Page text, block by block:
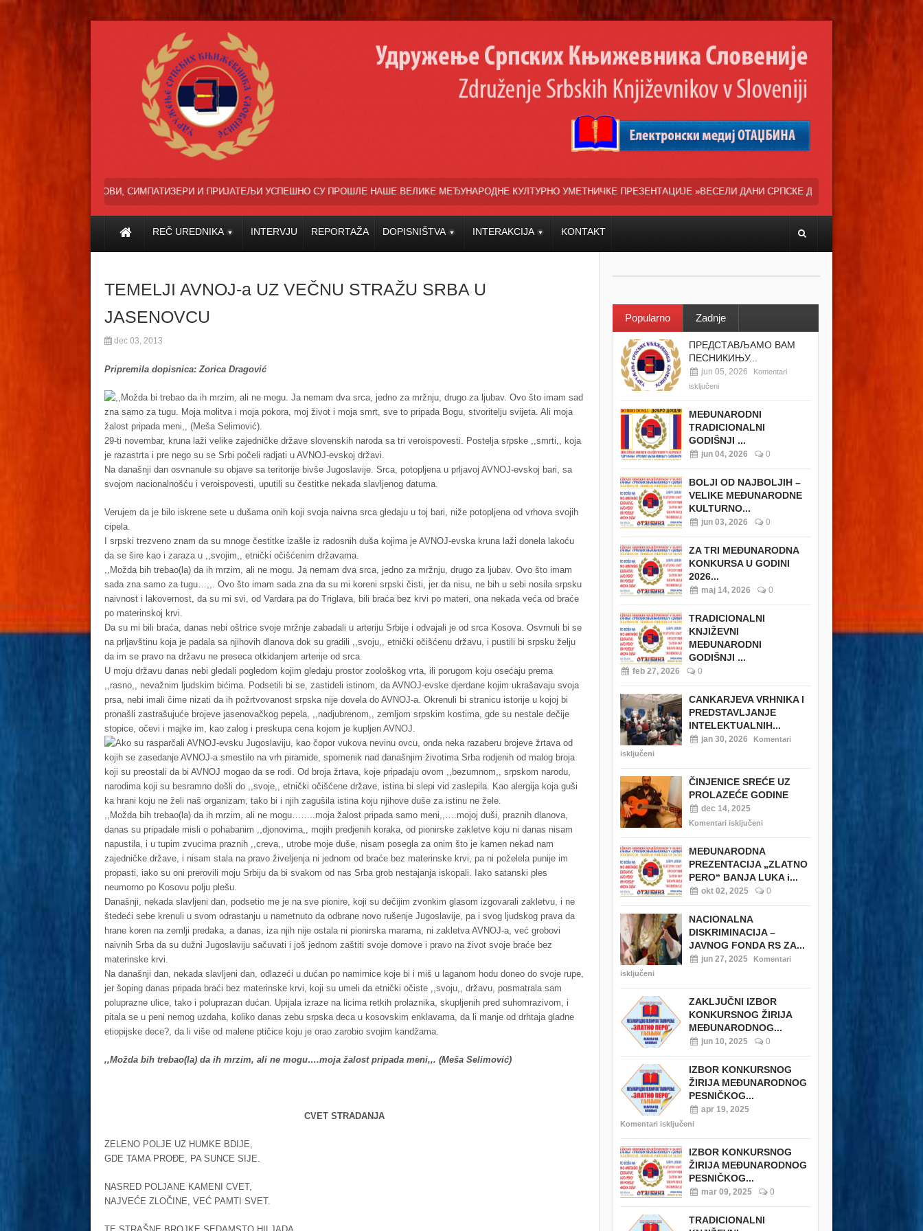
СИМПАТИЗЕРИ И ПРИЈАТЕЉИ УСПЕШНО СУ ПРОШЛЕ НАШЕ ВЕЛИКЕ МЕЂУНАРОДНЕ КУЛТУРНО УМЕТНИЧКЕ ПРЕЗЕНТАЦИЈЕ »ВЕСЕЛИ ДАНИ СРПСКЕ ДИЈАСПОРЕ« НАША ТРЕНУТНА ОСНОВНА ЗАЛАГАЊА СУ
REČ UREDNIKA INTERVJU REPORTAŽA DOPISNIŠTVA INTERAKCIJA KONTAKT
TEMELJI AVNOJ-a UZ VEČNU STRAŽU SRBA U
JASENOVCU
dec 03, 2013
Pripremila dopisnica: Zorica Dragović
,,Možda bi trebao da ih mrzim, ali ne mogu. Ja nemam dva srca, jedno za mržnju, drugo za ljubav. Ovo što imam sad
zna samo za tugu. Moja molitva i moja pokora, moj život i moja smrt, sve to pripada Bogu, stvoritelju svijeta. Ali moja
žalost pripada meni,, (Meša Selimović).
29-ti novembar, kruna laži velike zajedničke države slovenskih naroda sa tri veroispovesti. Postelja srpske ,,smrti,, koja
je razastrta i pre nego su se Srbi počeli radjati u AVNOJ-evskoj državi.
Na današnji dan osvnanule su objave sa teritorije bivše Jugoslavije. Srca, potopljena u prljavoj AVNOJ-evskoj bari, sa
svojom nacionalnošću i veroispovesti, uputili su čestitke nekada slavljenog datuma.
Verujem da je bilo iskrene sete u dušama onih koji svoja naivna srca gledaju u toj bari, niže potopljena od vrhova svojih
cipela.
I srpski trezveno znam da su mnoge čestitke izašle iz radosnih duša kojima je AVNOJ-evska kruna laži donela lakoću
da se šire kao i zaraza u ,,svojim,, etnički očišćenim državama.
,,Možda bih trebao(la) da ih mrzim, ali ne mogu. Ja nemam dva srca, jedno za mržnju, drugo za ljubav. Ovo što imam
sada zna samo za tugu…,,. Ovo što imam sada zna da su mi koreni srpski čisti, jer da nisu, ne bih u sebi nosila srpsku
naivnost i lakovernost, da su mi svi, od Vardara pa do Triglava, bili braća bez krvi po materi, ona nekada veća od braće
po materinskoj krvi.
Da su mi bili braća, danas nebi oštrice svoje mržnje zabadali u arteriju Srbije i odvajali je od srca Kosova. Osvrnuli bi se
na prljavštinu koja je padala sa njihovih dlanova dok su gradili ,,svoju,, etnički očišćenu državu, i pustili bi srpsku želju
da im se pravo na državu ne preseca otkidanjem arterije od srca.
U moju državu danas nebi gledali pogledom kojim gledaju prostor zoološkog vrta, ili porugom koju osećaju prema
,,rasno,, nevažnim ljudskim bićima. Podsetili bi se, zastideli istinom, da AVNOJ-evske djerdane kojim ukrašavaju svoja
prsa, nebi imali čime nizati da ih požrtvovanost srpska nije dovela do AVNOJ-a. Okrenuli bi stranicu istorije u kojoj bi
pronašli zastrašujuće brojeve jasenovačkog pepela, ,,nadjubrenom,, zemljom srpskim kostima, gde su nestale dečije
stopice, očevi i majke im, kao zalog i preskupa cena kojom je kupljen AVNOJ.
Ako su rasparčali AVNOJ-evsku Jugoslaviju, kao čopor vukova nevinu ovcu, onda neka razaberu brojeve žrtava od
kojih se zasedanje AVNOJ-a smestilo na vrh piramide, spomenik nad današnjim životima Srba rodjenih od malog broja
koji su preostali da bi AVNOJ mogao da se rodi. Od broja žrtava, koje pripadaju ovom ,,bezumnom,, srpskom narodu,
narodima koji su besramno došli do ,,svoje,, etnički očišćene države, istina bi slepi vid zaslepila. Kao alergija koja guši
ka hrani koju ne želi naš organizam, tako bi i njih zagušila istina koju njihove duše za istinu ne žele.
,,Možda bih trebao(la) da ih mrzim, ali ne mogu……..moja žalost pripada samo meni,,….mojoj duši, praznih dlanova,
danas su pripadale misli o pohabanim ,,djonovima,, mojih predjenih koraka, od pionirske zakletve koju ni danas nisam
napustila, i u tupim zvucima praznih ,,creva,, utrobe moje duše, nisam posegla za onim što je kamen nekad nam
zajedničke države, i nisam stala na pravo živeljenja ni jednom od braće bez materinske krvi, pa ni poželela punije im
propasti, iako su oni prerovili moju Srbiju da bi svakom od nas Srba grob nestajanja iskopali. Iako satanski ples
neumorno po Kosovu polju plešu.
Današnji, nekada slavljeni dan, podsetio me je na sve pionire, koji su dečijim zvonkim glasom izgovarali zakletvu, i ne
štedeći sebe krenuli u svom odrastanju u nametnuto da odbrane novo rušenje Jugoslavije, pa i svog ljudskog prava da
hrane koren na zemlji predaka, a danas, iza njih nije ostala ni pionirska marama, ni zakletva AVNOJ-a, već grobovi
naivnih Srba da su dužni Jugoslaviju sačuvati i još jednom zaštiti svoje domove i pravo na život svoje braće bez
materinske krvi.
Na današnji dan, nekada slavljeni dan, odlazeći u dućan po namirnice koje bi i miš u laganom hodu doneo do svoje rupe,
jer šoping danas pripada braći bez materinske krvi, koji su umeli da etnički očiste ,,svoju,, državu, posmatrala sam
poluprazne ulice, tako i poluprazan dućan. Upijala izraze na licima retkih prolaznika, skupljenih pred suhomrazivom, i
pitala se u peni nemog uzdaha, koliko danas zebu srpska deca u kosovskim enklavama, da li manje od drhtaja gladne
etiopijske dece?, da li više od malene ptičice koju je orao zarobio svojim kandžama.
,,Možda bih trebao(la) da ih mrzim, ali ne mogu….moja žalost pripada meni,,. (Meša Selimović)
CVET STRADANJA
ZELENO POLJE UZ HUMKE BDIJE,
GDE TAMA PROĐE, PA SUNCE SIJE.
NASRED POLJANE KAMENI CVET,
NAJVEĆE ZLOČINE, VEĆ PAMTI SVET.
Popularno Zadnje
ПРЕДСТАВЉАМО ВАМ
ПЕСНИКИЊУ...
jun 05, 2026
Komentari
isključeni
MEĐUNARODNI
TRADICIONALNI
GODIŠNJI ...
jun 04, 2026 0
BOLJI OD NAJBOLJIH –
VELIKE MEĐUNARODNE
KULTURNO...
jun 03, 2026 0
ZA TRI MEĐUNARODNA
KONKURSA U GODINI
2026...
maj 14, 2026 0
TRADICIONALNI
KNJIŽEVNI
MEĐUNARODNI
GODIŠNJI ...
feb 27, 2026 0
CANKARJEVA VRHNIKA I
PREDSTAVLJANJE
INTELEKTUALNIH...
jan 30, 2026
Komentari
isključeni
ČINJENICE SREĆE UZ
PROLAZEĆE GODINE
dec 14, 2025
Komentari isključeni
MEĐUNARODNA
PREZENTACIJA „ZLATNO
PERO“ BANJA LUKA i...
okt 02, 2025 0
NACIONALNA
DISKRIMINACIJA –
JAVNOG FONDA RS ZA...
jun 27, 2025
Komentari
isključeni
ZAKLJUČNI IZBOR
KONKURSNOG ŽIRIJA
MEĐUNARODNOG...
jun 10, 2025 0
IZBOR KONKURSNOG
ŽIRIJA MEĐUNARODNOG
PESNIČKOG...
apr 19, 2025
Komentari isključeni
IZBOR KONKURSNOG
ŽIRIJA MEĐUNARODNOG
PESNIČKOG...
mar 09, 2025 0
TRADICIONALNI